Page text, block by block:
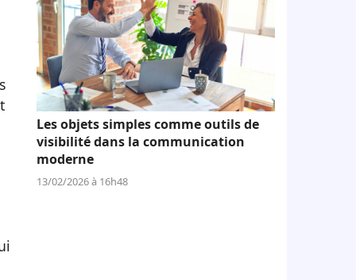
Les objets simples comme outils de
visibilité dans la communication
moderne
13/02/2026 à 16h48